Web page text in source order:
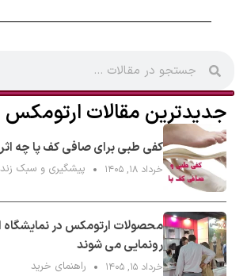
جدیدترین مقالات ارتومکس
کفی طبی برای صافی کف پا چه
خرداد ۱۸, ۱۴۰۵ پیشگیری و سبک
محصولات ارتومکس در نمایشگاه
رونمایی می شوند
خرداد ۱۵, ۱۴۰۵ راهنمای خرید